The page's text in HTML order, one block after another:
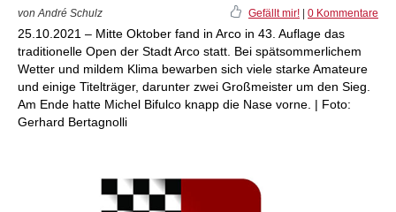
von André Schulz Gefällt mir! 0 Kommentare
25.10.2021 – Mitte Oktober fand in Arco in 43. Auflage das
traditionelle Open der Stadt Arco statt. Bei spätsommerlichem
Wetter und mildem Klima bewarben sich viele starke Amateure
und einige Titelträger, darunter zwei Großmeister um den Sieg.
Am Ende hatte Michel Bifulco knapp die Nase vorne. | Foto:
Gerhard Bertagnolli